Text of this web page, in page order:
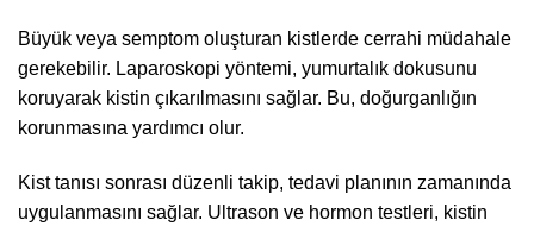
Büyük veya semptom oluşturan kistlerde cerrahi müdahale
gerekebilir. Laparoskopi yöntemi, yumurtalık dokusunu
koruyarak kistin çıkarılmasını sağlar. Bu, doğurganlığın
korunmasına yardımcı olur.
Kist tanısı sonrası düzenli takip, tedavi planının zamanında
uygulanmasını sağlar. Ultrason ve hormon testleri, kistin